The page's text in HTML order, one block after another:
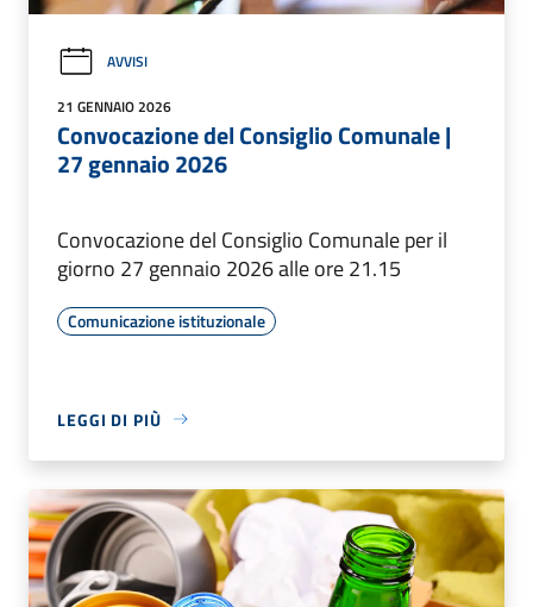
AVVISI
21 GENNAIO 2026
Convocazione del Consiglio Comunale |
27 gennaio 2026
Convocazione del Consiglio Comunale per il
giorno 27 gennaio 2026 alle ore 21.15
Comunicazione istituzionale
LEGGI DI PIÙ